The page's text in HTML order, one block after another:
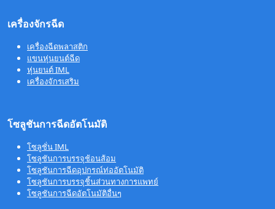
เครื่องจักรฉีด
เครื่องฉีดพลาสติก
แขนหุ่นยนต์ฉีด
หุ่นยนต์ IML
เครื่องจักรเสริม
โซลูชันการฉีดอัตโนมัติ
โซลูชั่น IML
โซลูชันการบรรจุช้อนส้อม
โซลูชันการฉีดอุปกรณ์ท่ออัตโนมัติ
โซลูชันการบรรจุชิ้นส่วนทางการแพทย์
โซลูชันการฉีดอัตโนมัติอื่นๆ